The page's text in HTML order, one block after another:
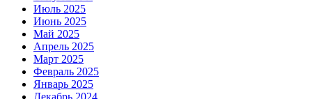
Июль 2025
Июнь 2025
Май 2025
Апрель 2025
Март 2025
Февраль 2025
Январь 2025
Декабрь 2024